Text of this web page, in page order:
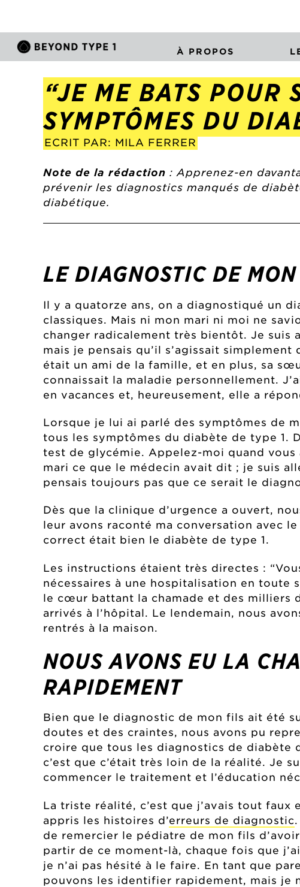
À PROPOS
“JE ME BATS POUR
SYMPTÔMES DU
ECRIT PAR: MILA FERRER
Note de la rédaction : Apprenez-en
prévenir les diagnostics manqués de
diabétique.
LE DIAGNOSTIC DE
Il y a quatorze ans, on a diagnostiqué un
classiques. Mais ni mon mari ni moi ne
changer radicalement très bientôt. Je suis
mais je pensais qu’il s’agissait
était un ami de la famille, et en plus, sa
connaissait la maladie personnellement.
en vacances et, heureusement, elle a
Lorsque je lui ai parlé des symptômes de
tous les symptômes du diabète de type 1.
test de glycémie. Appelez-moi quand vous
mari ce que le médecin avait dit ; je suis
pensais toujours pas que ce serait le
Dès que la clinique d’urgence a ouvert,
leur avons raconté ma conversation avec
correct était bien le diabète de type 1.
Les instructions étaient très directes :
nécessaires à une hospitalisation en toute
le cœur battant la chamade et des milliers
arrivés à l’hôpital. Le lendemain, nous
rentrés à la maison.
NOUS AVONS EU LA
RAPIDEMENT
Bien que le diagnostic de mon fils ait été
doutes et des craintes, nous avons pu
croire que tous les diagnostics de diabète
c’est que c’était très loin de la réalité. Je
commencer le traitement et l’éducation
La triste réalité, c’est que j’avais tout faux
appris les histoires d’erreurs de diagnostic
de remercier le pédiatre de mon fils
partir de ce moment-là, chaque fois que
je n’ai pas hésité à le faire. En tant que
pouvons les identifier rapidement, mais je